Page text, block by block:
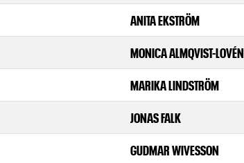
ANITA EKSTRÖM
MONICA ALMQVIST-LOVÉN
MARIKA LINDSTRÖM
JONAS FALK
GUDMAR WIVESSON